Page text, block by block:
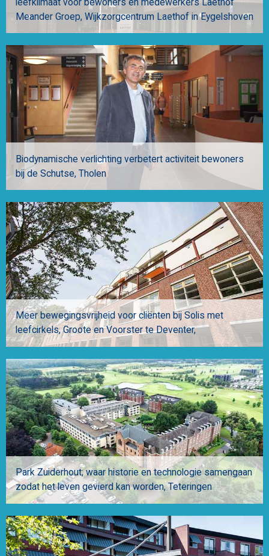
leefklimaat voor bewoners en medewerkers Laethof
Meander Groep Wijkzorgcentrum Laethof in Eygelshoven
Biodynamische verlichting verbetert activiteit bewoners
bij de Schutse Tholen
Meer bewegingsvrijheid voor cliënten bij Solis met
leefcirkels Groote en Voorster te Deventer,
Park Zuiderhout; waar historie en technologie samengaan
zodat het leven gevierd kan worden Teteringen